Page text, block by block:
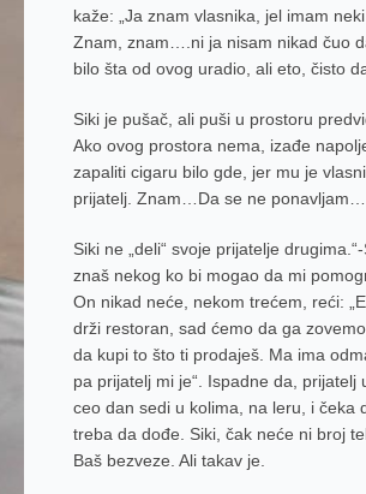
kaže: „Ja znam vlasnika, jel imam neki
Znam, znam….ni ja nisam nikad čuo
bilo šta od ovog uradio, ali eto, čisto
Siki je pušač, ali puši u prostoru
Ako ovog prostora nema, izađe
zapaliti cigaru bilo gde, jer mu je
prijatelj. Znam…Da se ne ponavljam…
Siki ne „deli“ svoje prijatelje
znaš nekog ko bi mogao da mi
On nikad neće, nekom trećem, reći:
drži restoran, sad ćemo da ga
da kupi to što ti prodaješ. Ma ima
pa prijatelj mi je“. Ispadne da, prijatelj
ceo dan sedi u kolima, na leru, i čeka
treba da dođe. Siki, čak neće ni broj
Baš bezveze. Ali takav je.